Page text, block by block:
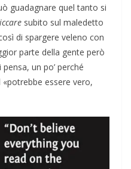
guadagnare quel tanto si
subito sul maledetto
di spargere veleno con
parte della gente però
un po’ perché
essere vero,